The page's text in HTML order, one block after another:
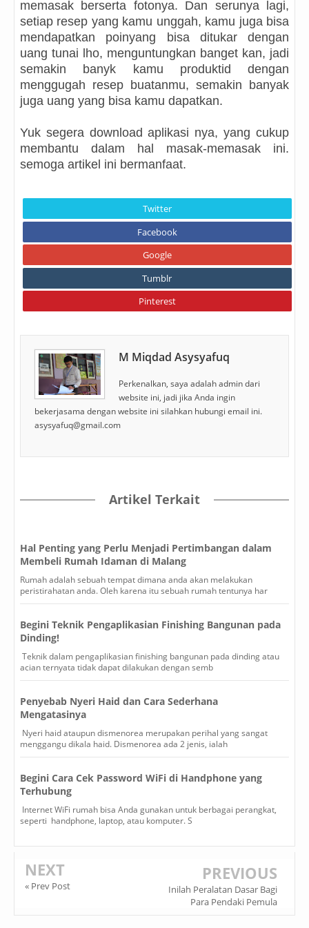
memasak berserta fotonya. Dan serunya lagi,
setiap resep yang kamu unggah, kamu juga bisa
mendapatkan poinyang bisa ditukar dengan
uang tunai lho, menguntungkan banget kan, jadi
semakin banyk kamu produktid dengan
menggugah resep buatanmu, semakin banyak
juga uang yang bisa kamu dapatkan.
Yuk segera download aplikasi nya, yang cukup
membantu dalam hal masak-memasak ini.
semoga artikel ini bermanfaat.
Twitter
Facebook
Google
Tumblr
Pinterest
M Miqdad Asysyafuq
Perkenalkan, saya adalah admin dari
website ini, jadi jika Anda ingin
bekerjasama dengan website ini silahkan hubungi email ini.
asysyafuq@gmail.com
Artikel Terkait
Hal Penting yang Perlu Menjadi Pertimbangan dalam
Membeli Rumah Idaman di Malang
Rumah adalah sebuah tempat dimana anda akan melakukan
peristirahatan anda. Oleh karena itu sebuah rumah tentunya har
Begini Teknik Pengaplikasian Finishing Bangunan pada
Dinding!
Teknik dalam pengaplikasian finishing bangunan pada dinding atau
acian ternyata tidak dapat dilakukan dengan semb
Penyebab Nyeri Haid dan Cara Sederhana
Mengatasinya
Nyeri haid ataupun dismenorea merupakan perihal yang sangat
menggangu dikala haid. Dismenorea ada 2 jenis, ialah
Begini Cara Cek Password WiFi di Handphone yang
Terhubung
Internet WiFi rumah bisa Anda gunakan untuk berbagai perangkat,
seperti handphone, laptop, atau komputer. S
NEXT
« Prev Post
PREVIOUS
Inilah Peralatan Dasar Bagi
Para Pendaki Pemula